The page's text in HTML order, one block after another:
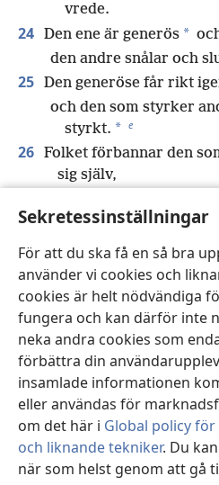
Sekretessinställningar
För att du ska få en så bra
använder vi cookies och
cookies är helt nödvändiga
fungera och kan därför inte
neka andra cookies som
förbättra din
insamlade informationen
eller användas för
om det här i Global policy
och liknande tekniker. Du
när som helst genom att gå
vrede.
24 Den ene är generös *
den andre snålar och
25 Den generöse får rikt
och den som styrker
styrkt. * e
26 Folket förbannar den
sig själv,
27 Den som söker det goda
men den som söker det
det.
28 Den som förlitar sig på
men de rättfärdiga
29 Den som orsakar
bara vind, j
och den oförståndige
30 Den rättfärdiges verk är
och den som får andra
31 Även den rättfärdige på